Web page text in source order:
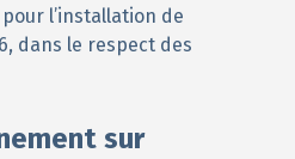
l’installation de
dans le respect des
sur